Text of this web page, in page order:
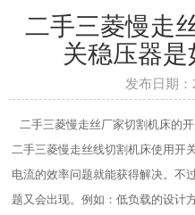
二手三菱慢走
关稳压器是
发布日期
二手三菱慢走丝厂家切割机床的
二手三菱慢走丝线切割机床使用开
电流的效率问题就能获得解决。不
题又会出现。例如：低负载的设计